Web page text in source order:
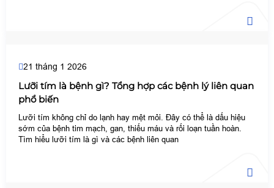
21 tháng 1 2026
Lưỡi tím là bệnh gì? Tổng hợp các bệnh lý liên quan
phổ biến
Lưỡi tím không chỉ do lạnh hay mệt mỏi. Đây có thể là dấu hiệu
sớm của bệnh tim mạch, gan, thiếu máu và rối loạn tuần hoàn.
Tìm hiểu lưỡi tím là gì và các bệnh liên quan